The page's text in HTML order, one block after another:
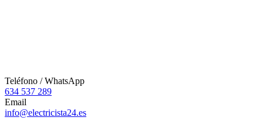
Teléfono / WhatsApp
634 537 289
Email
info@electricista24.es